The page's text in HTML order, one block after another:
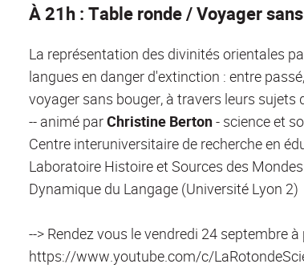
À 21h : Table ronde / Voyager
La représentation des divinités orientales
langues en danger d'extinction : entre
voyager sans bouger, à travers leurs sujets
-- animé parChristine Berton- science et
Centre interuniversitaire de recherche en
Laboratoire Histoire et Sources des
Dynamique du Langage (Université Lyon 2)
--> Rendez vous le vendredi 24 septembre
https://www.youtube.com/c/